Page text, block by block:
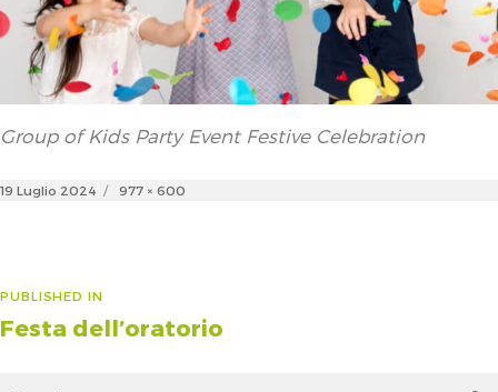
Group of Kids Party Event Festive Celebration
Posted
19 Luglio 2024
Full
977 × 600
Navigazione
articoli
PUBLISHED IN
Festa dell’oratorio